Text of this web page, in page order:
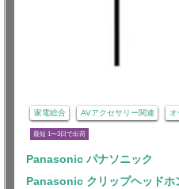
家電総合 AVアクセサリー関連
最短 1〜3日で出荷
Panasonic パナソニック
Panasonic クリップヘッドホ